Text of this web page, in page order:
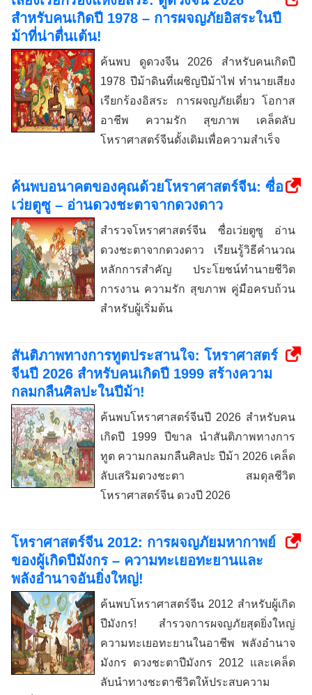
สำหรับคนเกิดปี 1978 – การผจญภัยอิสระในปี
ม้าที่น่าตื่นเต้น!
ค้นพบ ดูดวงจีน 2026 สำหรับคนเกิดปี
1978 ปีม้าดินที่เผชิญปีม้าไฟ ทำนายเสียง
เรียกร้องอิสระ การผจญภัยเดี่ยว โอกาส
อาชีพ ความรัก สุขภาพ เคล็ดลับ
โหราศาสตร์จีนดั้งเดิมเพื่อความสำเร็จ
ค้นพบอนาคตของคุณด้วยโหราศาสตร์จีน: ซื่อ
เว่ยตูซู – อ่านดวงชะตาจากดวงดาว
สำรวจโหราศาสตร์จีน ซื่อเว่ยตูซู อ่าน
ดวงชะตาจากดวงดาว เรียนรู้วิธีคำนวณ
หลักการสำคัญ ประโยชน์ทำนายชีวิต
การงาน ความรัก สุขภาพ คู่มือครบถ้วน
สำหรับผู้เริ่มต้น
สันติภาพทางการทูตประสานใจ: โหราศาสตร์
จีนปี 2026 สำหรับคนเกิดปี 1999 สร้างความ
กลมกลืนศิลปะในปีม้า!
ค้นพบโหราศาสตร์จีนปี 2026 สำหรับคน
เกิดปี 1999 ปีขาล นำสันติภาพทางการ
ทูต ความกลมกลืนศิลปะ ปีม้า 2026 เคล็ด
ลับเสริมดวงชะตา สมดุลชีวิต
โหราศาสตร์จีน ดวงปี 2026
โหราศาสตร์จีน 2012: การผจญภัยมหากาพย์
ของผู้เกิดปีมังกร – ความทะเยอทะยานและ
พลังอำนาจอันยิ่งใหญ่!
ค้นพบโหราศาสตร์จีน 2012 สำหรับผู้เกิด
ปีมังกร! สำรวจการผจญภัยสุดยิ่งใหญ่
ความทะเยอทะยานในอาชีพ พลังอำนาจ
มังกร ดวงชะตาปีมังกร 2012 และเคล็ด
ลับนำทางชะตาชีวิตให้ประสบความ